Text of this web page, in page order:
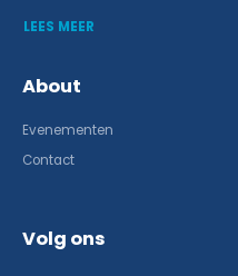
LEES MEER
About
Evenementen
Contact
Volg ons